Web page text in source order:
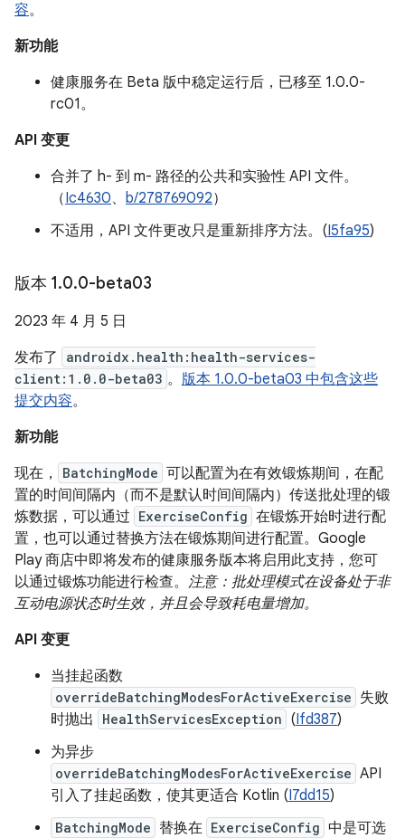
容。
新功能
健康服务在 Beta 版中稳定运行后，已移至 1.0.0-
rc01。
API 变更
合并了 h- 到 m- 路径的公共和实验性 API 文件。
（Ic4630、 b/278769092）
不适用，API 文件更改只是重新排序方法。(I5fa95)
版本 1.0.0-beta03
2023 年 4 月 5 日
发布了
androidx.health:health-services-
client:1.0.0-beta03 。 版本 1.0.0-beta03 中包含这些
提交内容。
新功能
现在，
BatchingMode 可以配置为在有效锻炼期间，在配
置的时间间隔内（而不是默认时间间隔内）传送批处理的锻
炼数据，可以通过 ExerciseConfig 在锻炼开始时进行配
置，也可以通过替换方法在锻炼期间进行配置。Google
Play 商店中即将发布的健康服务版本将启用此支持，您可
以通过锻炼功能进行检查。 注意：批处理模式在设备处于非
互动电源状态时生效，并且会导致耗电量增加。
API 变更
当挂起函数
overrideBatchingModesForActiveExercise 失败
时抛出
HealthServicesException (Ifd387)
为异步
overrideBatchingModesForActiveExercise API
引入了挂起函数，使其更适合 Kotlin (I7dd15)
BatchingMode 替换在 ExerciseConfig 中是可选